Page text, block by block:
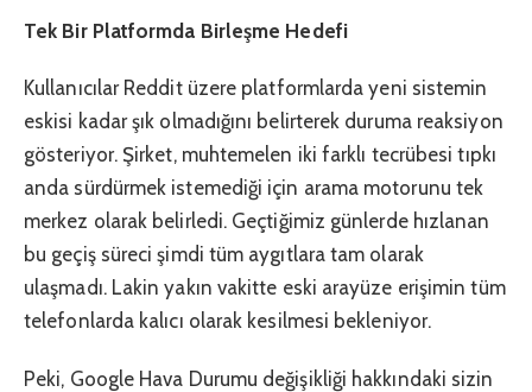
Tek Bir Platformda Birleşme Hedefi
Kullanıcılar Reddit üzere platformlarda yeni sistemin
eskisi kadar şık olmadığını belirterek duruma reaksiyon
gösteriyor. Şirket, muhtemelen iki farklı tecrübesi tıpkı
anda sürdürmek istemediği için arama motorunu tek
merkez olarak belirledi. Geçtiğimiz günlerde hızlanan
bu geçiş süreci şimdi tüm aygıtlara tam olarak
ulaşmadı. Lakin yakın vakitte eski arayüze erişimin tüm
telefonlarda kalıcı olarak kesilmesi bekleniyor.
Peki, Google Hava Durumu değişikliği hakkındaki sizin